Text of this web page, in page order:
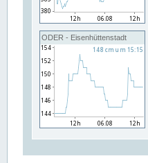
ODER - Eisenhüttenstadt